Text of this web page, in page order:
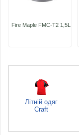
Fire Maple FMC-Т2 1,5L
Літній одяг
Craft